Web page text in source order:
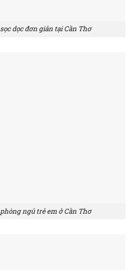
dọc đơn giản tại Cần Thơ
ngủ trẻ em ở Cần Thơ